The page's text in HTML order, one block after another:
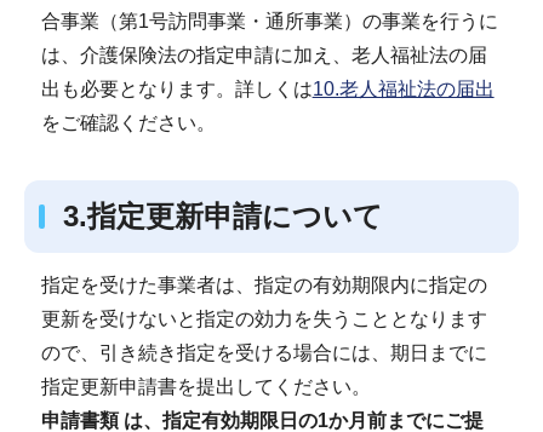
合事業（第1号訪問事業・通所事業）の事業を行うに
は、介護保険法の指定申請に加え、老人福祉法の届
出も必要となります。詳しくは10.老人福祉法の届出
をご確認ください。
3.指定更新申請について
指定を受けた事業者は、指定の有効期限内に指定の
更新を受けないと指定の効力を失うこととなります
ので、引き続き指定を受ける場合には、期日までに
指定更新申請書を提出してください。
申請書類 は、指定有効期限日の1か月前までにご提